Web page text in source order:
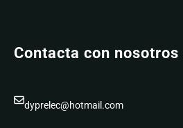
Contacta con nosotros
dyprelec@hotmail.com